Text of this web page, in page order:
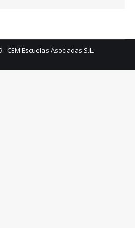
CEM Escuelas Asociadas S.L.